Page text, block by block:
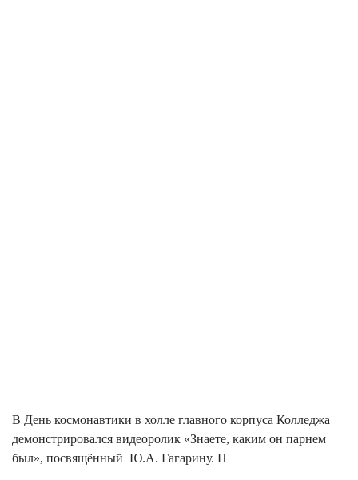
В День космонавтики в холле главного корпуса Колледжа
демонстрировался видеоролик «Знаете, каким он парнем
был», посвящённый Ю.А. Гагарину. Н